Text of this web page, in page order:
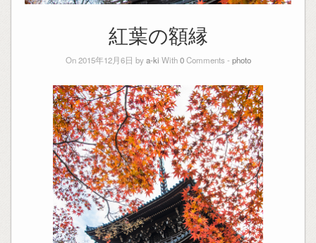
紅葉の額縁
On 2015年12月6日 bya-ki With0Comments - photo